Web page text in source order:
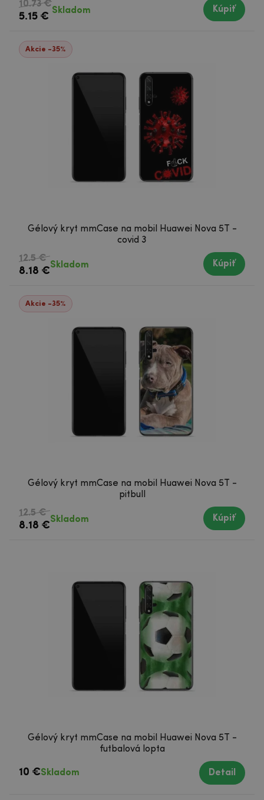
10.73 €
5.15 €
Skladom Kúpiť
Akcie -35%
Gélový kryt mmCase na mobil Huawei Nova 5T -
covid 3
12.5 €
8.18 €
Skladom Kúpiť
Akcie -35%
Gélový kryt mmCase na mobil Huawei Nova 5T -
pitbull
12.5 €
8.18 €
Skladom Kúpiť
Gélový kryt mmCase na mobil Huawei Nova 5T -
futbalová lopta
10 €Skladom Detail